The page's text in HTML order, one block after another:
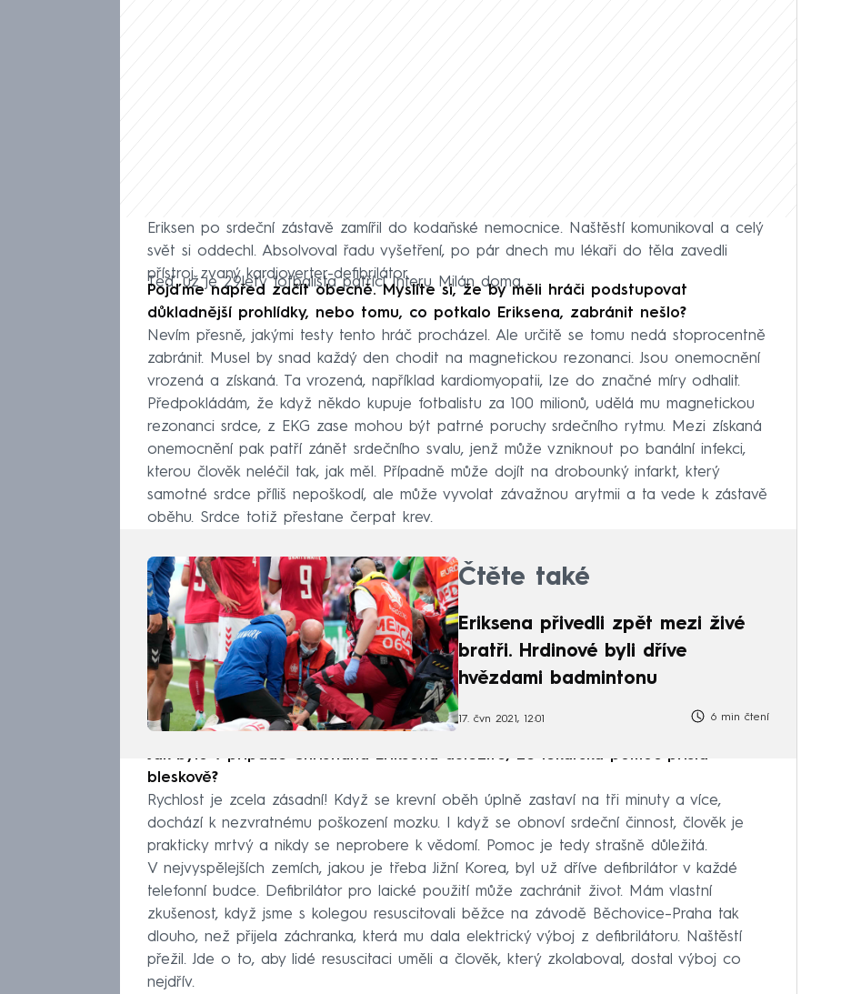
Eriksen po srdeční zástavě zamířil do kodaňské nemocnice. Naštěstí komunikoval a celý
svět si oddechl. Absolvoval řadu vyšetření, po pár dnech mu lékaři do těla zavedli
přístroj zvaný kardioverter-defibrilátor.
Teď už je 29letý fotbalista patřící Interu Milán doma.
Pojďme napřed začít obecně. Myslíte si, že by měli hráči podstupovat
důkladnější prohlídky, nebo tomu, co potkalo Eriksena, zabránit nešlo?
Nevím přesně, jakými testy tento hráč procházel. Ale určitě se tomu nedá stoprocentně
zabránit. Musel by snad každý den chodit na magnetickou rezonanci. Jsou onemocnění
vrozená a získaná. Ta vrozená, například kardiomyopatii, lze do značné míry odhalit.
Předpokládám, že když někdo kupuje fotbalistu za 100 milionů, udělá mu magnetickou
rezonanci srdce, z EKG zase mohou být patrné poruchy srdečního rytmu. Mezi získaná
onemocnění pak patří zánět srdečního svalu, jenž může vzniknout po banální infekci,
kterou člověk neléčil tak, jak měl. Případně může dojít na drobounký infarkt, který
samotné srdce příliš nepoškodí, ale může vyvolat závažnou arytmii a ta vede k zástavě
oběhu. Srdce totiž přestane čerpat krev.
Čtěte také
Eriksena přivedli zpět mezi živé
bratři. Hrdinové byli dříve
hvězdami badmintonu
17. čvn 2021, 12:01 6 min čtení
Jak bylo v případě Christiana Eriksena důležité, že lékařská pomoc přišla
bleskově?
Rychlost je zcela zásadní! Když se krevní oběh úplně zastaví na tři minuty a více,
dochází k nezvratnému poškození mozku. I když se obnoví srdeční činnost, člověk je
prakticky mrtvý a nikdy se neprobere k vědomí. Pomoc je tedy strašně důležitá.
V nejvyspělejších zemích, jakou je třeba Jižní Korea, byl už dříve defibrilátor v každé
telefonní budce. Defibrilátor pro laické použití může zachránit život. Mám vlastní
zkušenost, když jsme s kolegou resuscitovali běžce na závodě Běchovice–Praha tak
dlouho, než přijela záchranka, která mu dala elektrický výboj z defibrilátoru. Naštěstí
přežil. Jde o to, aby lidé resuscitaci uměli a člověk, který zkolaboval, dostal výboj co
nejdřív.